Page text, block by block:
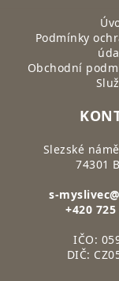
Podmínky
Obchodní
Slezské
74301
s-
+420
IČO:
DIČ: